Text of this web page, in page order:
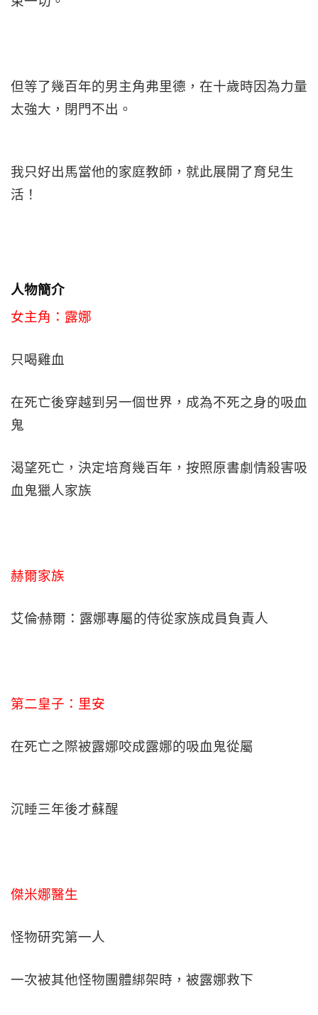
但等了幾百年的男主角弗里德，在十歲時因為力量
太強大，閉門不出。
我只好出馬當他的家庭教師，就此展開了育兒生
活！
人物簡介
女主角：露娜
只喝雞血
在死亡後穿越到另一個世界，成為不死之身的吸血
鬼
渴望死亡，決定培育幾百年，按照原書劇情殺害吸
血鬼獵人家族
赫爾家族
艾倫·赫爾：露娜專屬的侍從家族成員負責人
第二皇子：里安
在死亡之際被露娜咬成露娜的吸血鬼從屬
沉睡三年後才蘇醒
傑米娜醫生
怪物研究第一人
一次被其他怪物團體綁架時，被露娜救下